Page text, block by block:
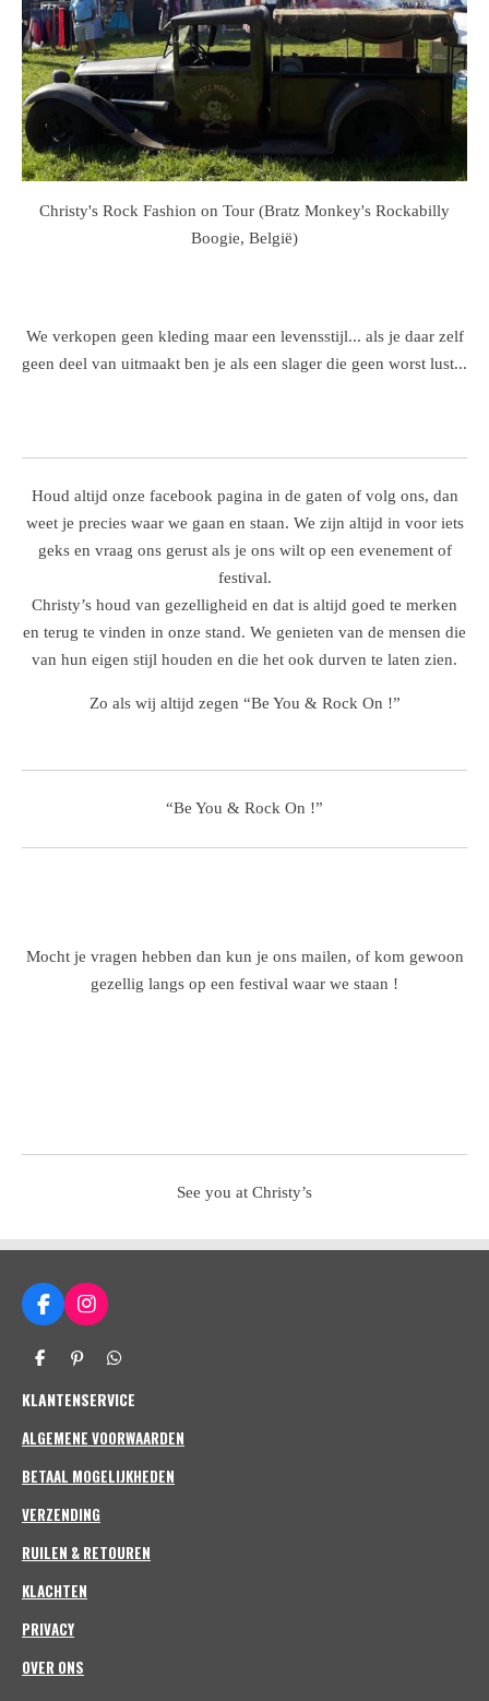
Christy's Rock Fashion on Tour (Bratz Monkey's Rockabilly
Boogie, België)
We verkopen geen kleding maar een levensstijl... als je daar zelf
geen deel van uitmaakt ben je als een slager die geen worst lust...
Houd altijd onze facebook pagina in de gaten of volg ons, dan
weet je precies waar we gaan en staan. We zijn altijd in voor iets
geks en vraag ons gerust als je ons wilt op een evenement of
festival.
Christy’s houd van gezelligheid en dat is altijd goed te merken
en terug te vinden in onze stand. We genieten van de mensen die
van hun eigen stijl houden en die het ook durven te laten zien.
Zo als wij altijd zegen “Be You & Rock On !”
“Be You & Rock On !”
Mocht je vragen hebben dan kun je ons mailen, of kom gewoon
gezellig langs op een festival waar we staan !
See you at Christy’s
F
c
b
o
o
k
I
a
g
r
a
m
D
l
n
P
n
e
n
D
l
n
KLANTENSERVICE
ALGEMENE VOORWAARDEN
BETAAL MOGELIJKHEDEN
VERZENDING
RUILEN & RETOUREN
KLACHTEN
PRIVACY
OVER ONS